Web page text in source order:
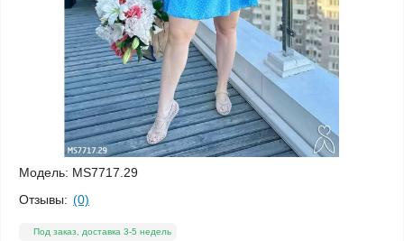
Модель: MS7717.29
Отзывы: (0)
Под заказ, доставка 3-5 недель